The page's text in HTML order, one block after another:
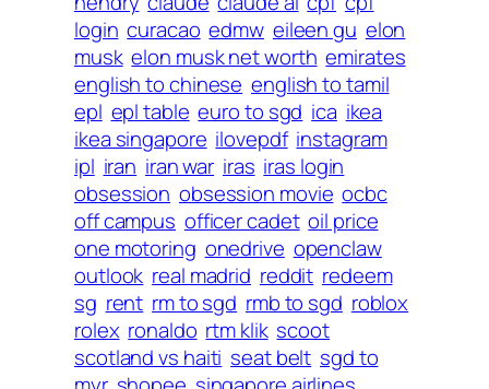
login curacao edmw eileen gu elon
musk elon musk net worth emirates
english to chinese english to tamil
epl epl table euro to sgd ica ikea
ikea singapore ilovepdf instagram
ipl iran iran war iras iras login
obsession obsession movie ocbc
off campus officer cadet oil price
one motoring onedrive openclaw
outlook real madrid reddit redeem
sg rent rm to sgd rmb to sgd roblox
rolex ronaldo rtm klik scoot
scotland vs haiti seat belt sgd to